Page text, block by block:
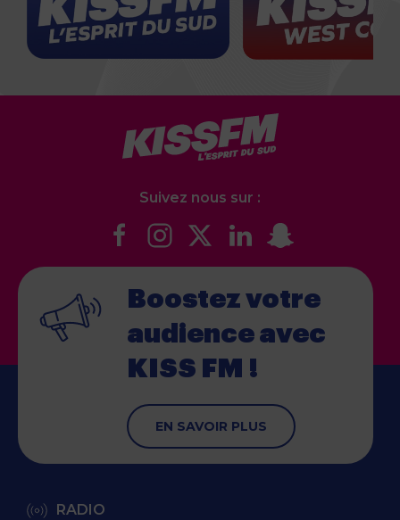
Suivez nous sur :
Boostez votre
audience avec
KISS FM !
EN SAVOIR PLUS
RADIO